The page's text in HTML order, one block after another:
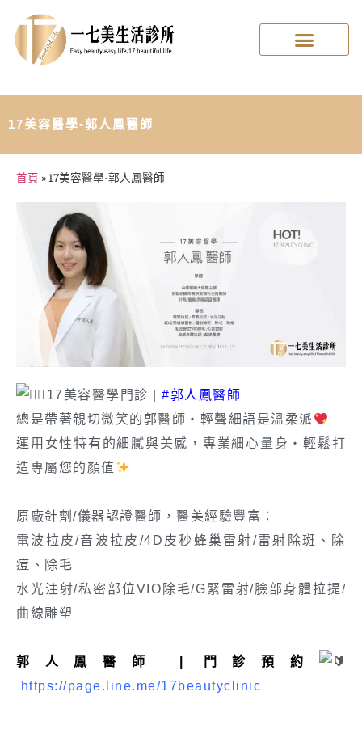
17美容醫學-郭人鳳醫師
首頁 »17美容醫學-郭人鳳醫師
17美容醫學門診 | #郭人鳳醫師
總是帶著親切微笑的郭醫師・輕聲細語是溫柔派
運用女性特有的細膩與美感，專業細心量身・輕鬆打
造專屬您的顏值
原廠針劑/儀器認證醫師，醫美經驗豐富：
電波拉皮/音波拉皮/4D皮秒蜂巢雷射/雷射除斑、除
痘、除毛
水光注射/私密部位VIO除毛/G緊雷射/臉部身體拉提/
曲線雕塑
郭人鳳醫師 | 門診預約
https://page.line.me/17beautyclinic